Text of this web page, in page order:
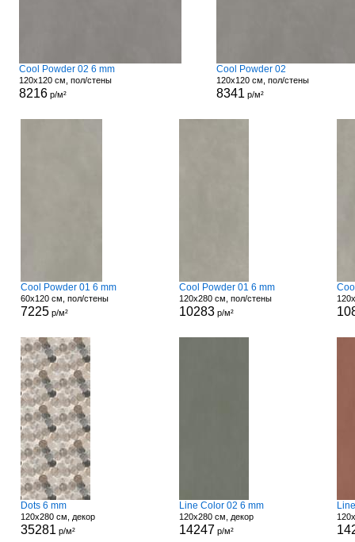
Cool Powder 02 6 mm
120x120 см, пол/стены
8216р/м²
Cool Powder 02
120x120 см, пол/стены
8341 р/м²
Cool Powder 01 6 mm
60x120 см, пол/стены
7225 р/м²
Cool Powder 01 6 mm
120x280 см, пол/стены
10283р/м²
Dots 6 mm
120x280 см, декор
35281 р/м²
Line Color 02 6 mm
120x280 см, декор
14247 р/м²